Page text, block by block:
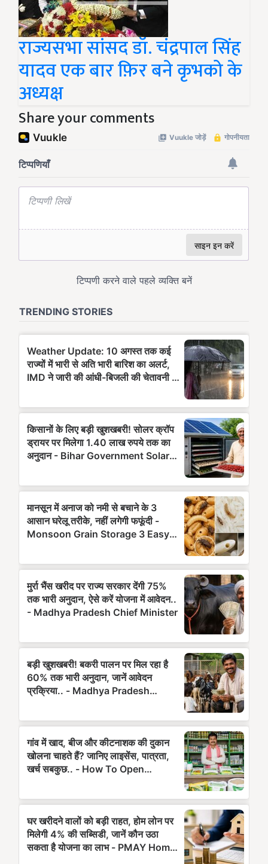
राज्यसभा सांसद डॉ. चंद्रपाल सिंह
यादव एक बार फ़िर बने कृभको के
अध्यक्ष
Share your comments